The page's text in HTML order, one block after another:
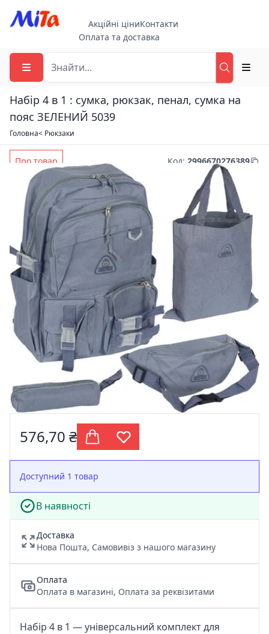
Акційні ціниКонтакти
Оплата та доставка
Набір 4 в 1 : сумка, рюкзак, пенал, сумка на
пояс ЗЕЛЕНИЙ 5039
Головна< Рюкзаки
Про товар Код: 2996670276389
576,70 ₴
Доступний 1 товар
В наявності
Доставка
Нова Пошта, Самовивіз з нашого магазину
Оплата
Оплата в магазині, Оплата за реквізитами
Набір 4 в 1 — універсальний комплект для